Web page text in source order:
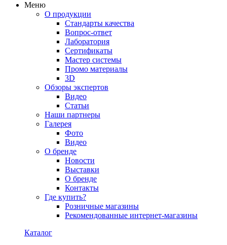
Меню
О продукции
Стандарты качества
Вопрос-ответ
Лаборатория
Сертификаты
Мастер системы
Промо материалы
3D
Обзоры экспертов
Видео
Статьи
Наши партнеры
Галерея
Фото
Видео
О бренде
Новости
Выставки
О бренде
Контакты
Где купить?
Розничные магазины
Рекомендованные интернет-магазины
Каталог